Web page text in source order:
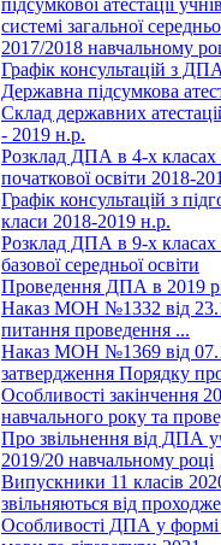
підсумкової атестації
системі загальної
2017/2018 навчальному
Графік консультацій з
Державна підсумкова
Склад державних
- 2019 н.р.
Розклад ДПА в 4-х класах
початкової освіти 2018-
Графік консультацій з
класи 2018-2019 н.р.
Розклад ДПА в 9-х класах
базової середньої освіти
Проведення ДПА в 2019
Наказ МОН №1332 від
питання проведення ...
Наказ МОН №1369 від
затвердження Порядку
Особливості закінчення
навчального року та
Про звільнення від ДПА
2019/20 навчальному році
Випускники 11 класів
звільняються від
Особливості ДПА у формі